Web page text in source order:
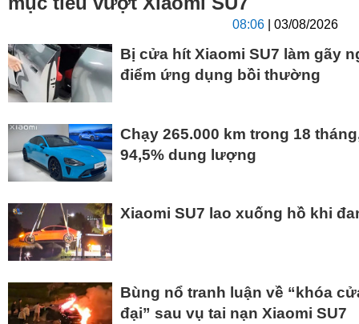
08:06 | 03/08/2026
Bị cửa hít Xiaomi SU7 làm gãy
điểm ứng dụng bồi thường
Chạy 265.000 km trong 18
94,5% dung lượng
Xiaomi SU7 lao xuống hồ khi
Bùng nổ tranh luận về “khóa
đại” sau vụ tai nạn Xiaomi SU7